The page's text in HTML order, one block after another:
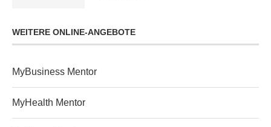
WEITERE ONLINE-ANGEBOTE
MyBusiness Mentor
MyHealth Mentor